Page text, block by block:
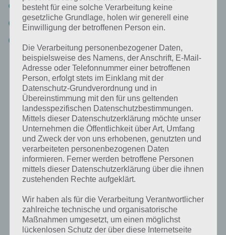
4 Freunde Punkte: 61-90 Aktionen am Tag
2 Freunde Punkte: 91-120 Aktionen am Tag
Bei 100 Freunden und 300 Aktionen pro Tag könnt ih maximal 810 FP
verdienen. Zusätzlich gibt es natürlich noch FP, wenn Freunde bei
euch in der Stadt die Gebäude antippen. Aber auch das bringt nur 1
FP. Nachfolgend gibt es das ganze nochmal als Anleitung direkt in
der Android / iOS App von Simpsons Springfield:
besteht für eine solche Verarbeitung keine
gesetzliche Grundlage, holen wir generell eine
Einwilligung der betroffenen Person ein.
Die Verarbeitung personenbezogener Daten,
beispielsweise des Namens, der Anschrift, E-Mail-
Adresse oder Telefonnummer einer betroffenen
Person, erfolgt stets im Einklang mit der
Datenschutz-Grundverordnung und in
Übereinstimmung mit den für uns geltenden
landesspezifischen Datenschutzbestimmungen.
Mittels dieser Datenschutzerklärung möchte unser
Unternehmen die Öffentlichkeit über Art, Umfang
und Zweck der von uns erhobenen, genutzten und
verarbeiteten personenbezogenen Daten
informieren. Ferner werden betroffene Personen
mittels dieser Datenschutzerklärung über die ihnen
zustehenden Rechte aufgeklärt.
Wir haben als für die Verarbeitung Verantwortlicher
zahlreiche technische und organisatorische
Maßnahmen umgesetzt, um einen möglichst
lückenlosen Schutz der über diese Internetseite